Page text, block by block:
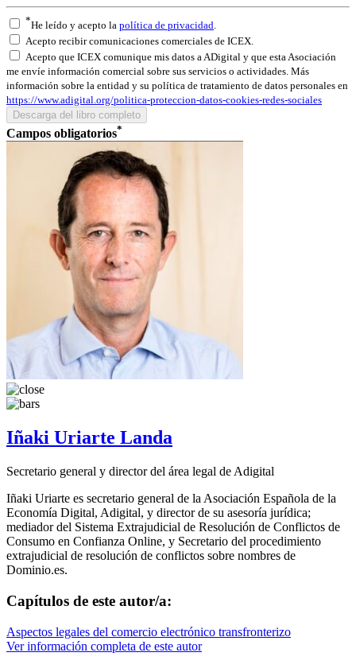
*He leído y acepto la política de privacidad
Acepto recibir comunicaciones comerciales de ICEX.
Acepto que ICEX comunique mis datos a ADigital y que esta Asociación
me envíe información comercial sobre sus servicios o actividades. Más
información sobre la entidad y su política de tratamiento de datos personales en
https://www.adigital.org/politica-proteccion-datos-cookies-redes-sociales
Campos obligatorios*
Iñaki Uriarte Landa
Secretario general y director del área legal de Adigital
Iñaki Uriarte es secretario general de la Asociación Española de la
Economía Digital, Adigital, y director de su asesoría jurídica;
mediador del Sistema Extrajudicial de Resolución de Conflictos de
Consumo en Confianza Online, y Secretario del procedimiento
extrajudicial de resolución de conflictos sobre nombres de
Dominio.es.
Capítulos de este autor/a:
Aspectos legales del comercio electrónico transfronterizo
Ver información completa de este autor